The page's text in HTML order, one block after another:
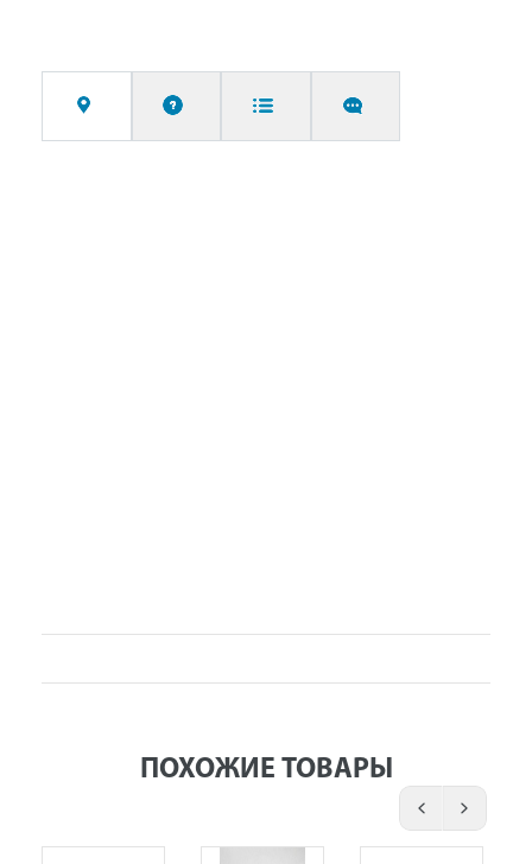
ПОХОЖИЕ ТОВАРЫ